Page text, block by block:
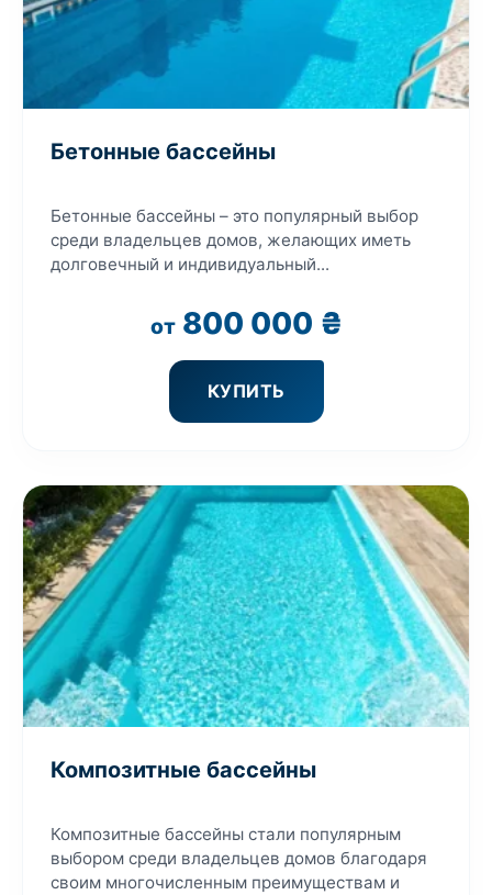
Бетонные бассейны
Бетонные бассейны – это популярный выбор
среди владельцев домов, желающих иметь
долговечный и индивидуальный...
от 800 000 ₴
КУПИТЬ
Композитные бассейны
Композитные бассейны стали популярным
выбором среди владельцев домов благодаря
своим многочисленным преимуществам и